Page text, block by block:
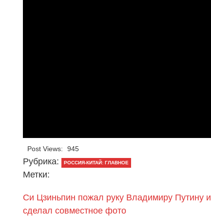
Post Views: 945
Рубрика: РОССИЯ-КИТАЙ: ГЛАВНОЕ
Метки:
Си Цзиньпин пожал руку Владимиру Путину и
сделал совместное фото